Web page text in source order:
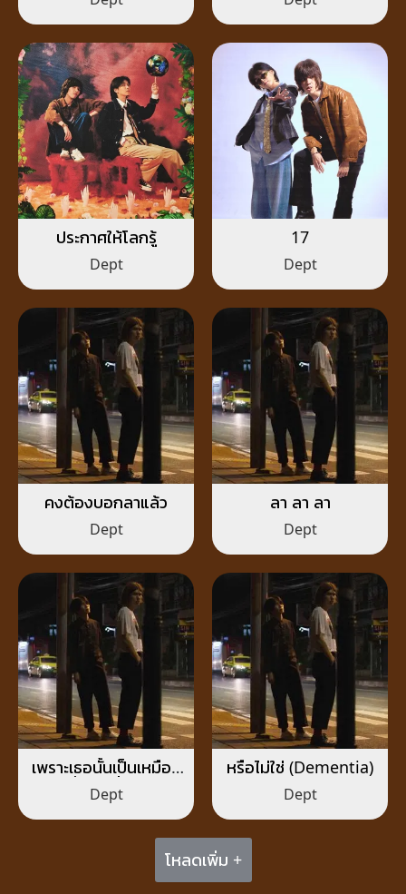
ประกาศให้โลกรู้
Dept
17
Dept
คงต้องบอกลาแล้ว
Dept
ลา ลา ลา
Dept
เพราะเธอนั้นเป็นเหมือน
ดั่งโลกทั้งใบ
Dept
หรือไม่ใช่ (Dementia)
Dept
โหลดเพิ่ม +